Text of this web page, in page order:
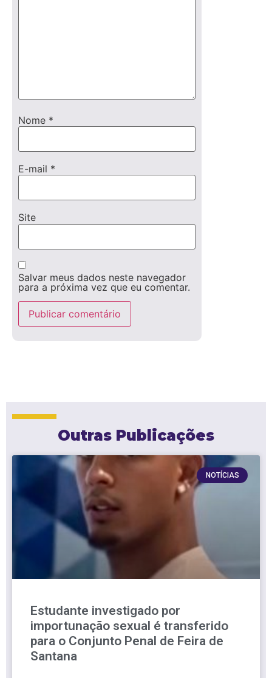
Nome *
E-mail *
Site
Salvar meus dados neste navegador
para a próxima vez que eu comentar.
Outras Publicações
NOTÍCIAS
Estudante investigado por
importunação sexual é transferido
para o Conjunto Penal de Feira de
Santana